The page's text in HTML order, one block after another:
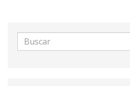
Formulario
de